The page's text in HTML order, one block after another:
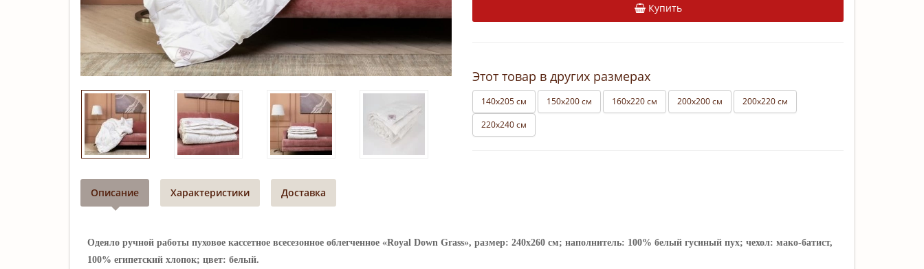
Купить
Этот товар в других размерах
140х205 см 150х200 см 160х220 см 200х200 см
200х220 см
220х240 см
Описание Характеристики Доставка
Одеяло ручной работы пуховое кассетное всесезонное облегченное «Royal Down Grass», размер: 240х260 см; наполнитель: 100% белый гусиный пух; чехол: мако-батист,
100% египетский хлопок; цвет: белый.